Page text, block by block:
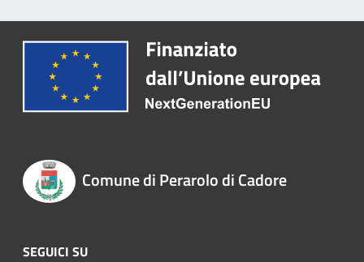
Comune di Perarolo di Cadore
SEGUICI SU